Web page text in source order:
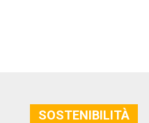
SOSTENIBILITÀ